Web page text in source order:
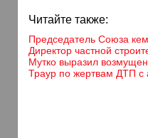
Читайте также:
Председатель Союза
Директор частной
Мутко выразил
Траур по жертвам ДТП с